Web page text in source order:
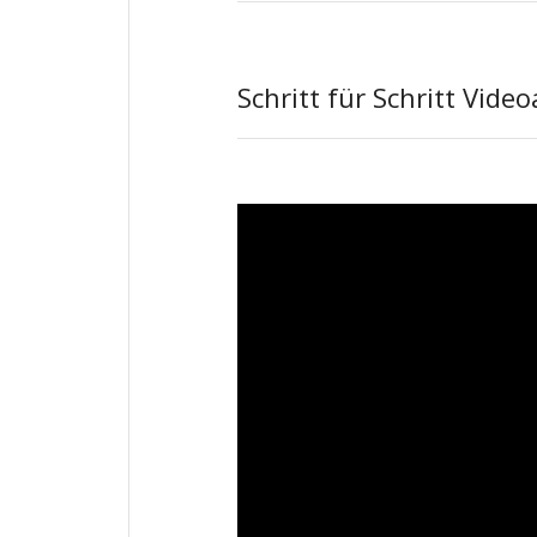
Schritt für Schritt